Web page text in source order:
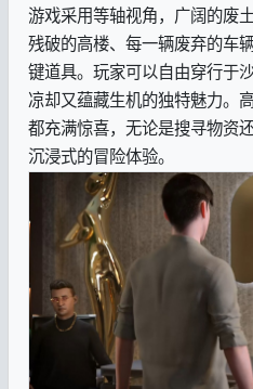
游戏采用等轴视角，广阔的废
残破的高楼、每一辆废弃的车
键道具。玩家可以自由穿行于
凉却又蕴藏生机的独特魅力。
都充满惊喜，无论是搜寻物资
沉浸式的冒险体验。